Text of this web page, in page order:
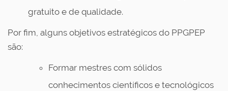
gratuito e de qualidade.
Por fim, alguns objetivos estratégicos do PPGPEP
são:
Formar mestres com sólidos
conhecimentos científicos e tecnológicos